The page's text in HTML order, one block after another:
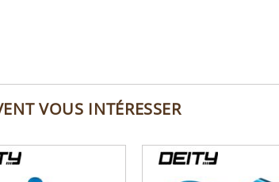
VOUS INTÉRESSER